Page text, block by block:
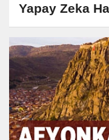
Yapay Zeka